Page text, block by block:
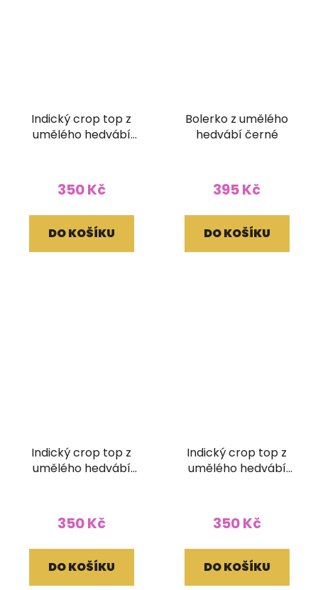
Indický crop top z
umělého hedvábí
350 Kč
DO KOŠÍKU
Bolerko z umělého
hedvábí černé
395 Kč
DO KOŠÍKU
Indický crop top z
umělého hedvábí
350 Kč
DO KOŠÍKU
Indický crop top z
umělého hedvábí
350 Kč
DO KOŠÍKU